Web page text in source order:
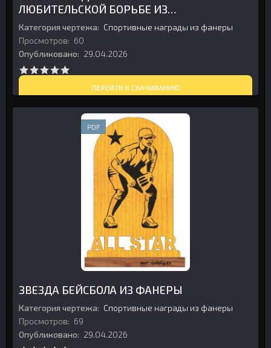
ЛЮБИТЕЛЬСКОЙ БОРЬБЕ ИЗ
ФАНЕРЫ
Категория чертежа: Спортивные награды из фанеры
Просмотров: 60
Опубликовано: 29.04.2026
ПЕРЕЙТИ К СКАЧИВАНИЮ
PDF
ЗВЕЗДА БЕЙСБОЛА ИЗ ФАНЕРЫ
Категория чертежа: Спортивные награды из фанеры
Просмотров: 69
Опубликовано: 29.04.2026